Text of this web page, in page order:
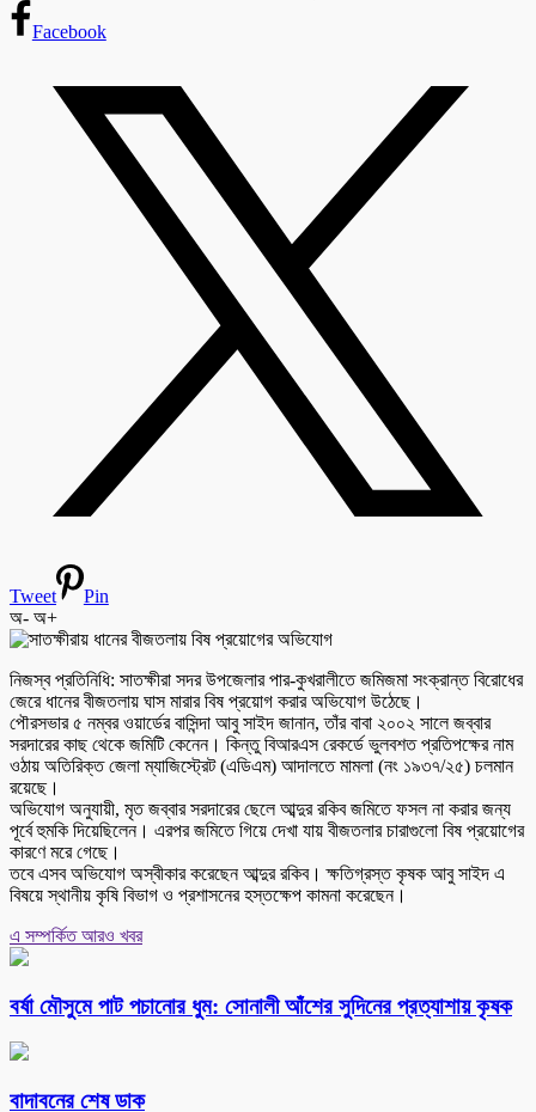
Facebook
Tweet
Pin
অ- অ+
নিজস্ব প্রতিনিধি: সাতক্ষীরা সদর উপজেলার পার-কুখরালীতে জমিজমা সংক্রান্ত বিরোধের
জেরে ধানের বীজতলায় ঘাস মারার বিষ প্রয়োগ করার অভিযোগ উঠেছে।
পৌরসভার ৫ নম্বর ওয়ার্ডের বাসিন্দা আবু সাইদ জানান, তাঁর বাবা ২০০২ সালে জব্বার
সরদারের কাছ থেকে জমিটি কেনেন। কিন্তু বিআরএস রেকর্ডে ভুলবশত প্রতিপক্ষের নাম
ওঠায় অতিরিক্ত জেলা ম্যাজিস্ট্রেট (এডিএম) আদালতে মামলা (নং ১৯৩৭/২৫) চলমান
রয়েছে।
অভিযোগ অনুযায়ী, মৃত জব্বার সরদারের ছেলে আব্দুর রকিব জমিতে ফসল না করার জন্য
পূর্বে হুমকি দিয়েছিলেন। এরপর জমিতে গিয়ে দেখা যায় বীজতলার চারাগুলো বিষ প্রয়োগের
কারণে মরে গেছে।
তবে এসব অভিযোগ অস্বীকার করেছেন আব্দুর রকিব। ক্ষতিগ্রস্ত কৃষক আবু সাইদ এ
বিষয়ে স্থানীয় কৃষি বিভাগ ও প্রশাসনের হস্তক্ষেপ কামনা করেছেন।
এ সম্পর্কিত আরও খবর
বর্ষা মৌসুমে পাট পচানোর ধুম: সোনালী আঁশের সুদিনের প্রত্যাশায় কৃষক
বাদাবনের শেষ ডাক